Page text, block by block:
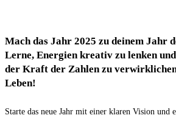
Mach das Jahr 2025 zu deinem Jahr
Lerne, Energien kreativ zu lenken
der Kraft der Zahlen zu
Leben!
Starte das neue Jahr mit einer klaren Vision und